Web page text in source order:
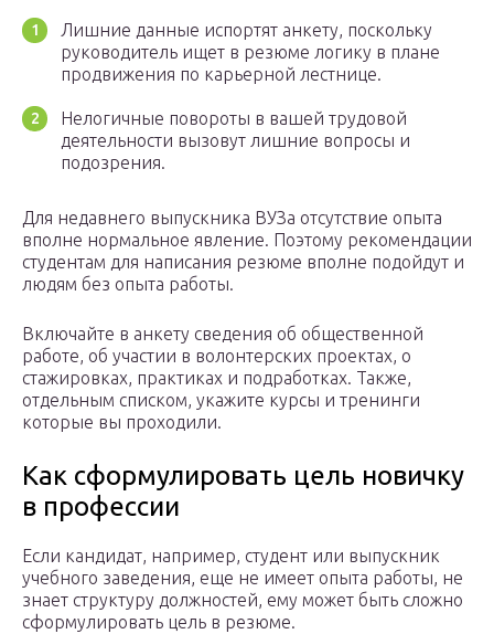
Лишние данные испортят анкету, поскольку
руководитель ищет в резюме логику в плане
продвижения по карьерной лестнице.
Нелогичные повороты в вашей трудовой
деятельности вызовут лишние вопросы и
подозрения.
Для недавнего выпускника ВУЗа отсутствие опыта
вполне нормальное явление. Поэтому рекомендации
студентам для написания резюме вполне подойдут и
людям без опыта работы.
Включайте в анкету сведения об общественной
работе, об участии в волонтерских проектах, о
стажировках, практиках и подработках. Также,
отдельным списком, укажите курсы и тренинги
которые вы проходили.
Как сформулировать цель новичку
в профессии
Если кандидат, например, студент или выпускник
учебного заведения, еще не имеет опыта работы, не
знает структуру должностей, ему может быть сложно
сформулировать цель в резюме.